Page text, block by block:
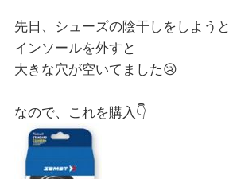
先日、シューズの陰干しをしようと
インソールを外すと
大きな穴が空いてました😢
なので、これを購入👇